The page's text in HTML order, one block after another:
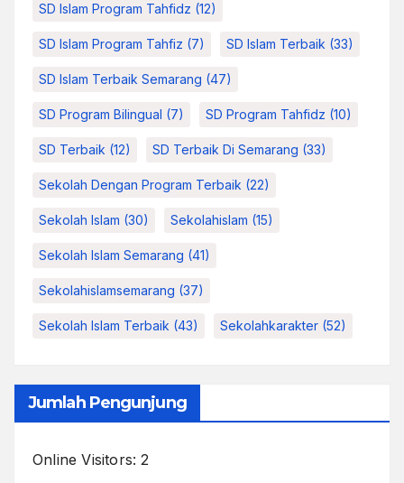
SD Islam Program Tahfidz (12)
SD Islam Program Tahfiz (7) SD Islam Terbaik (33)
SD Islam Terbaik Semarang (47)
SD Program Bilingual (7) SD Program Tahfidz (10)
SD Terbaik (12) SD Terbaik Di Semarang (33)
Sekolah Dengan Program Terbaik (22)
Sekolah Islam (30) Sekolahislam (15)
Sekolah Islam Semarang (41)
Sekolahislamsemarang (37)
Sekolah Islam Terbaik (43) Sekolahkarakter (52)
Jumlah Pengunjung
Online Visitors:2